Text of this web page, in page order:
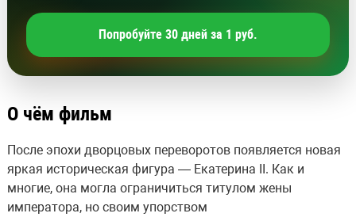
Попробуйте 30 дней за 1 руб.
О чём фильм
После эпохи дворцовых переворотов появляется новая
яркая историческая фигура — Екатерина II. Как и
многие, она могла ограничиться титулом жены
императора, но своим упорством